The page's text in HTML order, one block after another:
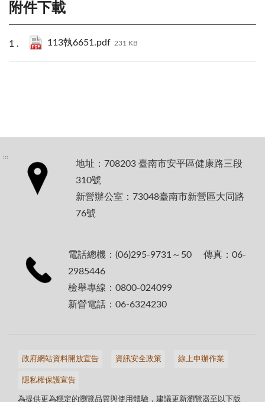
附件下載
113執6651.pdf 231 KB
:::
地址：708203 臺南市安平區健康路三段
310號
新營辦公室：73048臺南市新營區大同路
76號
電話總機：(06)295-9731～50 傳真：06-
2985446
檢舉專線：0800-024099
新營電話：06-6324230
政府網站資料開放宣告 資訊安全政策 線上申辦作業
隱私權保護宣告
為提供更為穩定的瀏覽品質與使用體驗，建議更新瀏覽器至以下版